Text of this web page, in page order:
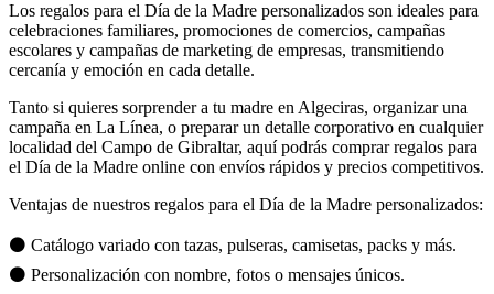
Los regalos para el Día de la Madre personalizados son ideales para
celebraciones familiares, promociones de comercios, campañas
escolares y campañas de marketing de empresas, transmitiendo
cercanía y emoción en cada detalle.
Tanto si quieres sorprender a tu madre en Algeciras, organizar una
campaña en La Línea, o preparar un detalle corporativo en cualquier
localidad del Campo de Gibraltar, aquí podrás comprar regalos para
el Día de la Madre online con envíos rápidos y precios competitivos.
Ventajas de nuestros regalos para el Día de la Madre personalizados:
⚫ Catálogo variado con tazas, pulseras, camisetas, packs y más.
⚫ Personalización con nombre, fotos o mensajes únicos.